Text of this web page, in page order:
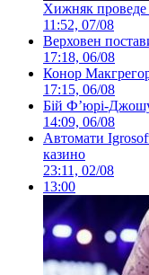
Хижняк проведе
11:52, 07/08
Верховен
17:18, 06/08
Конор Макгрегор
17:15, 06/08
Бій Ф’юрі-
14:09, 06/08
Автомати
казино
23:11, 02/08
13:00